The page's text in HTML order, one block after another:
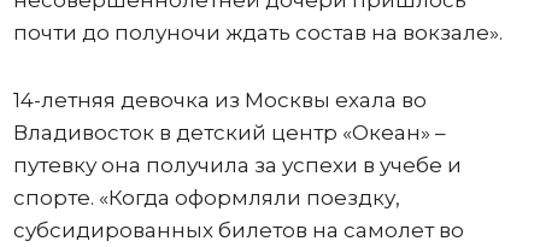
почти до полуночи ждать состав на вокзале».
14-летняя девочка из Москвы ехала во
Владивосток в детский центр «Океан» –
путевку она получила за успехи в учебе и
спорте. «Когда оформляли поездку,
субсидированных билетов на самолет во